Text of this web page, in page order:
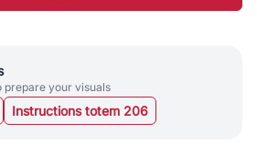
prepare your visuals
Instructions totem 206